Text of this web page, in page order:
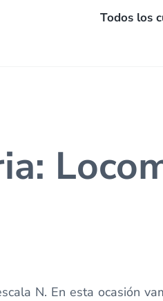
Todos los
N. En esta ocasión